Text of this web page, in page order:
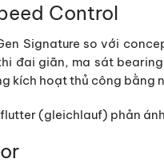
Control
Signature so với
đai giãn, ma sát
kích hoạt thủ công bằng
(gleichlauf) phản ánh